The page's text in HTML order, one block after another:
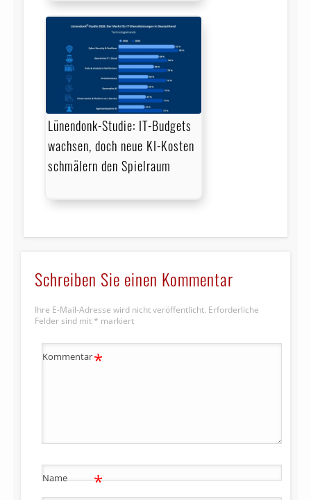
Lünendonk-Studie: IT-Budgets
wachsen, doch neue KI-Kosten
schmälern den Spielraum
Schreiben Sie einen Kommentar
Ihre E-Mail-Adresse wird nicht veröffentlicht. Erforderliche
Felder sind mit * markiert
Kommentar*
Name *